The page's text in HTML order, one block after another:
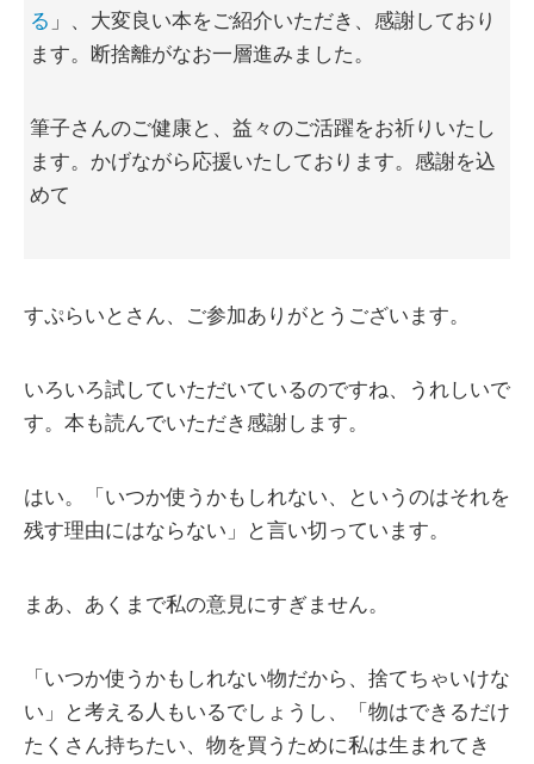
る 」、大変良い本をご紹介いただき、感謝しており
ます。断捨離がなお一層進みました。
筆子さんのご健康と、益々のご活躍をお祈りいたし
ます。かげながら応援いたしております。感謝を込
めて
すぷらいとさん、ご参加ありがとうございます。
いろいろ試していただいているのですね、うれしいで
す。本も読んでいただき感謝します。
はい。「いつか使うかもしれない、というのはそれを
残す理由にはならない」と言い切っています。
まあ、あくまで私の意見にすぎません。
「いつか使うかもしれない物だから、捨てちゃいけな
い」と考える人もいるでしょうし、「物はできるだけ
たくさん持ちたい、物を買うために私は生まれてき